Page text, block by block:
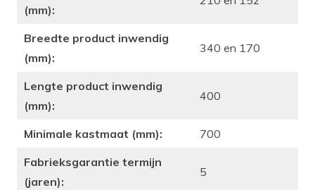
(mm):
Breedte product inwendig
(mm):
340 en 170
Lengte product inwendig
(mm):
400
Minimale kastmaat (mm):
700
Fabrieksgarantie termijn
(jaren):
5